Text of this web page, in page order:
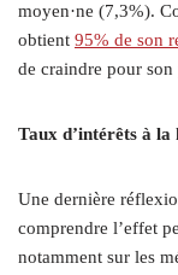
moyen·ne (7,3%).
obtient 95% de son
de craindre pour son
Taux d’intérêts à la
Une dernière
comprendre l’effet
notamment sur les